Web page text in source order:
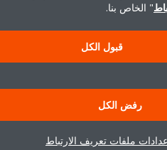
بنا.
قبول الكل
رفض الكل
ملفات تعريف الارتباط